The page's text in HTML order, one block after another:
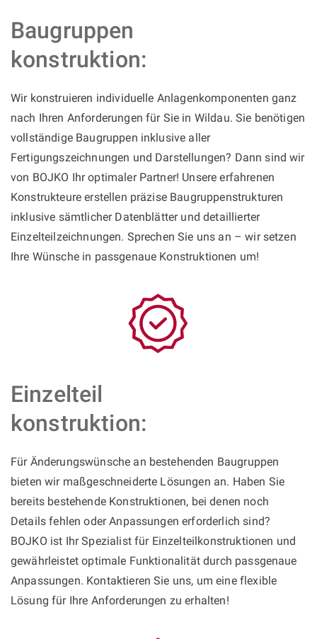
Baugruppen
konstruktion:
Wir konstruieren individuelle Anlagenkomponenten ganz
nach Ihren Anforderungen für Sie in Wildau. Sie benötigen
vollständige Baugruppen inklusive aller
Fertigungszeichnungen und Darstellungen? Dann sind wir
von BOJKO Ihr optimaler Partner! Unsere erfahrenen
Konstrukteure erstellen präzise Baugruppenstrukturen
inklusive sämtlicher Datenblätter und detaillierter
Einzelteilzeichnungen. Sprechen Sie uns an – wir setzen
Ihre Wünsche in passgenaue Konstruktionen um!
Einzelteil
konstruktion:
Für Änderungswünsche an bestehenden Baugruppen
bieten wir maßgeschneiderte Lösungen an. Haben Sie
bereits bestehende Konstruktionen, bei denen noch
Details fehlen oder Anpassungen erforderlich sind?
BOJKO ist Ihr Spezialist für Einzelteilkonstruktionen und
gewährleistet optimale Funktionalität durch passgenaue
Anpassungen. Kontaktieren Sie uns, um eine flexible
Lösung für Ihre Anforderungen zu erhalten!